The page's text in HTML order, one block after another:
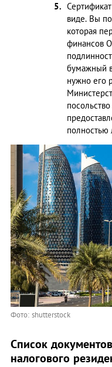
виде. Вы
которая
финансов
бумажный
нужно его
полностью
Фото: shutterstock
Список
налогового